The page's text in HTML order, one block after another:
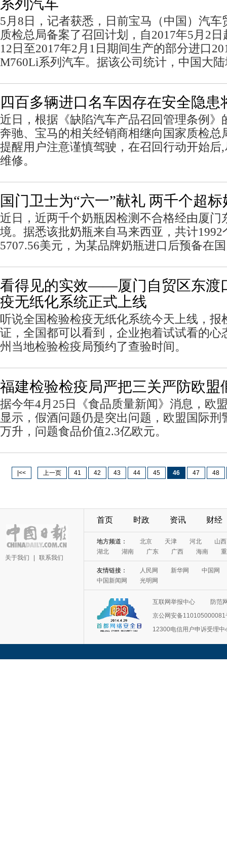
系列汽车
5月8日，记者获悉，日前宝马（中国）汽车
质检总局备案了召回计划，自2017年5月2
12日至2017年2月1日期间生产的部分进口
M760Li系列汽车。据该公司统计，中国大
四百多辆进口名车因存在安全隐患
近日，根据《缺陷汽车产品召回管理条例》
奔驰、宝马的相关经销商相继向国家质检总
提醒用户注意谨慎驾驶，在召回行动开始后
维修。
国门卫士为“六一”献礼 两千个超
近日，近两千个奶瓶因检测不合格经由厦门
境。据悉该批奶瓶来自马来西亚，共计1992
5707.56美元，为某品牌奶瓶进口后预备在
看得见的实效——厦门自贸区东渡
疫无纸化系统正式上线
听说全国检验检疫无纸化系统今天上线，报
证，全国都可以看到，企业抱着试试看的心
州当地检验检疫局预约了查验时间。
福建检验检疫局严把三关严防欧盟
据今年4月25日《食品质量新闻》消息，欧
显示，假酒问题仍是突出问题，欧盟国际刑
万升，问题食品价值2.3亿欧元。
|<< 上一页 41 42 43 44 45 46 47 48
关于我们 联系我们
首页 时政 资讯 财经
互联网举报中心
防范
京公网安备110105000081
12300电信用户申诉受理中